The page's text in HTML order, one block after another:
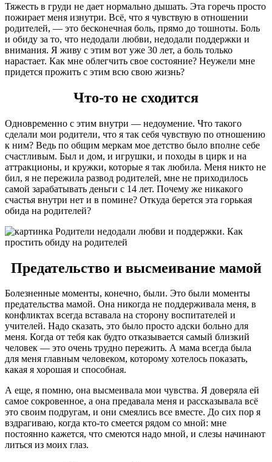
Тяжесть в груди не дает нормально дышать. Эта горечь просто
пожирает меня изнутри. Всё, что я чувствую в отношении
родителей, — это бесконечная боль, прямо до тошноты. Боль
и обиду за то, что недодали любви, недодали поддержки и
внимания. Я живу с этим вот уже 30 лет, а боль только
нарастает. Как мне облегчить свое состояние? Неужели мне
придется прожить с этим всю свою жизнь?
Что-то не сходится
Одновременно с этим внутри — недоумение. Что такого
сделали мои родители, что я так себя чувствую по отношению
к ним? Ведь по общим меркам мое детство было вполне себе
счастливым. Был и дом, и игрушки, и походы в цирк и на
аттракционы, и кружки, которые я так любила. Меня никто не
бил, я не пережила развод родителей, мне не приходилось
самой зарабатывать деньги с 14 лет. Почему же никакого
счастья внутри нет и в помине? Откуда берется эта горькая
обида на родителей?
Предательство и высмеивание мамой
Болезненные моменты, конечно, были. Это были моменты
предательства мамой. Она никогда не поддерживала меня, в
конфликтах всегда вставала на сторону воспитателей и
учителей. Надо сказать, это было просто адски больно для
меня. Когда от тебя как будто отказывается самый близкий
человек — это очень трудно пережить. А мама всегда была
для меня главным человеком, которому хотелось показать,
какая я хорошая и способная.
А еще, я помню, она высмеивала мои чувства. Я доверяла ей
самое сокровенное, а она предавала меня и рассказывала всё
это своим подругам, и они смеялись все вместе. До сих пор я
вздрагиваю, когда кто-то смеется рядом со мной: мне
постоянно кажется, что смеются надо мной, и слезы начинают
литься из моих глаз.